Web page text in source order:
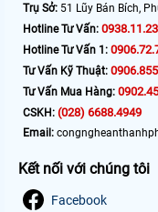
Trụ Sở: 51 Lũy Bán Bích,
Hotline Tư Vấn:
Hotline Tư Vấn 1:
Tư Vấn Kỹ Thuật:
Tư Vấn Mua Hàng:
CSKH: (028) 6688.4949
Email:
Kết nối với chúng tôi
Facebook